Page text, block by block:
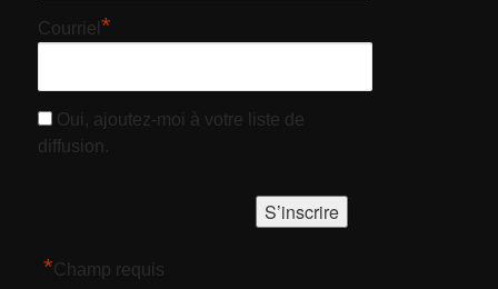
Courriel*
Oui, ajoutez-moi à votre liste de
diffusion.
*Champ requis